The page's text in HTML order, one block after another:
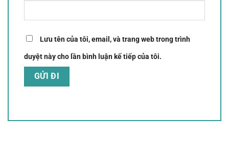
Lưu tên của tôi, email, và trang web trong trình
duyệt này cho lần bình luận kế tiếp của tôi.